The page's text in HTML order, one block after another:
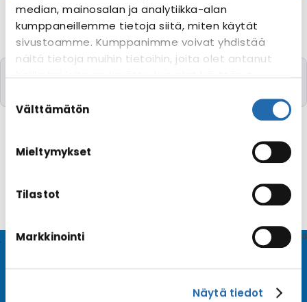
median, mainosalan ja analytiikka-alan
kumppaneillemme tietoja siitä, miten käytät
sivustoamme. Kumppanimme voivat yhdistää
näitä tietoja muihin tietoihin, joita olet antanut
evästeasetuksiesi hyväksyntää sivuston
linkistä.
valinta
Välttämätön
Mieltymykset
Tilastot
Markkinointi
Näytä tiedot
V4.1663